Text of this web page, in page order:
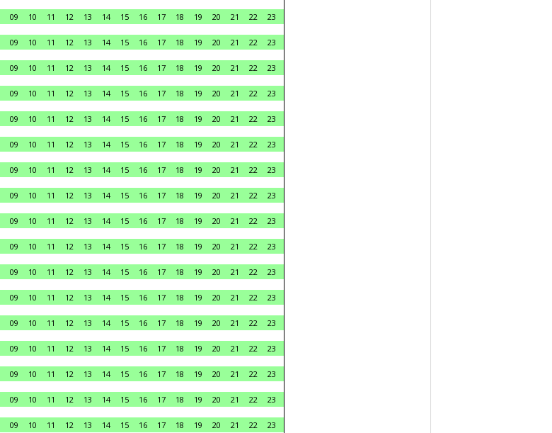
09 10 11 12 13 14 15 16 17 18 19 20 21 22
23
09 10 11 12 13 14 15 16 17 18 19 20 21 22
23
09 10 11 12 13 14 15 16 17 18 19 20 21 22
23
09 10 11 12 13 14 15 16 17 18 19 20 21 22
23
09 10 11 12 13 14 15 16 17 18 19 20 21 22
23
09 10 11 12 13 14 15 16 17 18 19 20 21 22
23
09 10 11 12 13 14 15 16 17 18 19 20 21 22
23
09 10 11 12 13 14 15 16 17 18 19 20 21 22
23
09 10 11 12 13 14 15 16 17 18 19 20 21 22
23
09 10 11 12 13 14 15 16 17 18 19 20 21 22
23
09 10 11 12 13 14 15 16 17 18 19 20 21 22
23
09 10 11 12 13 14 15 16 17 18 19 20 21 22
23
09 10 11 12 13 14 15 16 17 18 19 20 21 22
23
09 10 11 12 13 14 15 16 17 18 19 20 21 22
23
09 10 11 12 13 14 15 16 17 18 19 20 21 22
23
09 10 11 12 13 14 15 16 17 18 19 20 21 22
23
09 10 11 12 13 14 15 16 17 18 19 20 21 22
23